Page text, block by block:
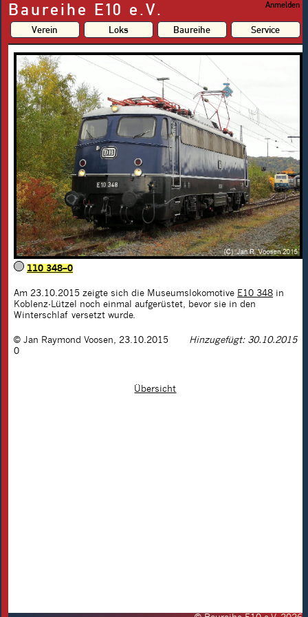
Baureihe E10 e.V. Anmelden
Verein Loks Baureihe Service
110 348–0
Am 23.10.2015 zeigte sich die Museumslokomotive E10 348 in
Koblenz-Lützel noch einmal aufgerüstet, bevor sie in den
Winterschlaf versetzt wurde.
© Jan Raymond Voosen 23.10.2015
Hinzugefügt: 30.10.2015
0
Übersicht